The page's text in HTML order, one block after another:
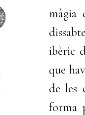
màgia
ibèric
que
de les
forma